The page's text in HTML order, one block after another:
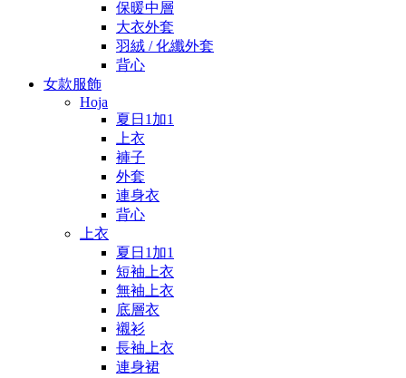
保暖中層
大衣外套
羽絨 / 化纖外套
背心
女款服飾
Hoja
夏日1加1
上衣
褲子
外套
連身衣
背心
上衣
夏日1加1
短袖上衣
無袖上衣
底層衣
襯衫
長袖上衣
連身裙